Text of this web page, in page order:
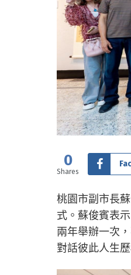
0
Shares
桃園市副市長
式。蘇俊賓表
兩年舉辦一次
對話彼此人生